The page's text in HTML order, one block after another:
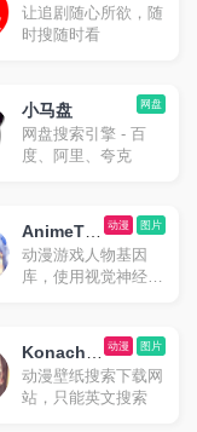
让追剧随心所欲，随
时搜随时看
网盘
小马盘
网盘搜索引擎 - 百
度、阿里、夸克
图片
动漫
AnimeTra
ce
动漫游戏人物基因
库，使用视觉神经网
图片
动漫
Konacha
n
动漫壁纸搜索下载网
站，只能英文搜索